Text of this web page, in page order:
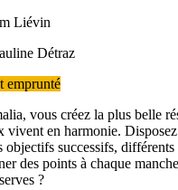
Liévin
Détraz
emprunté
vous créez la plus belle
vivent en harmonie.
objectifs successifs,
des points à chaque
?